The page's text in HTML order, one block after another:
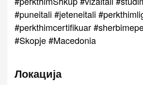
#puneitali #jeteneitali
#perkthimcertifikuar
#Skopje #Macedonia
Локација